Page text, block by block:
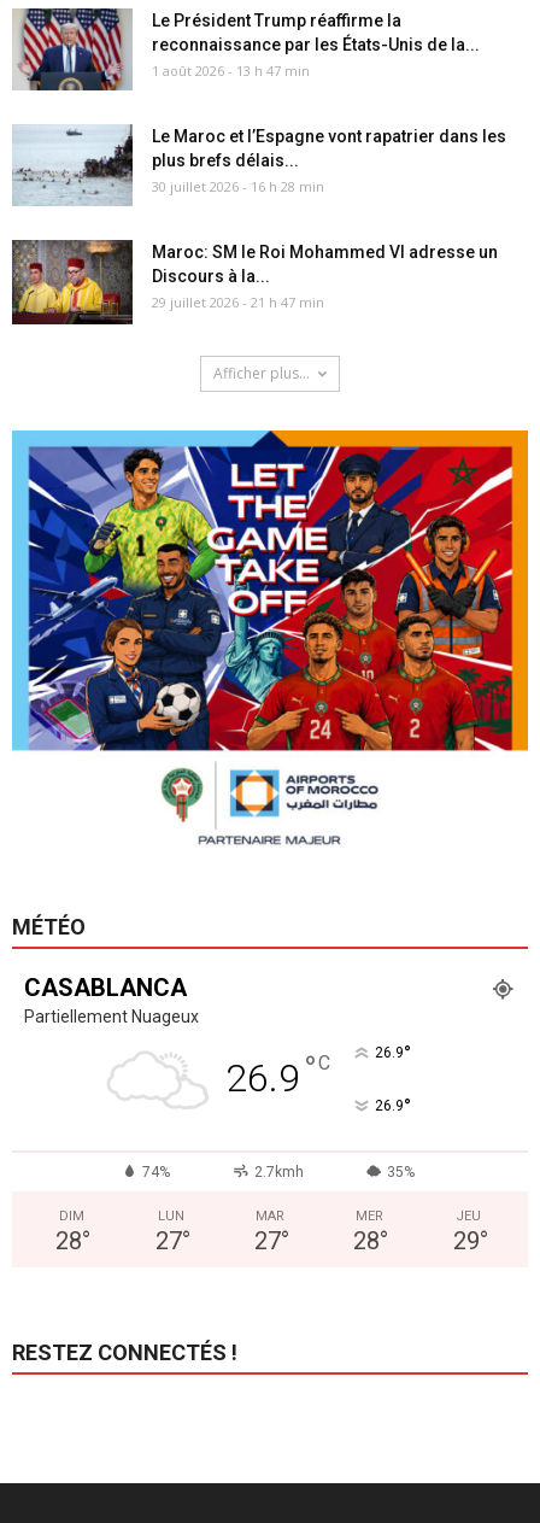
Le Président Trump réaffirme la
reconnaissance par les États-Unis de la...
1 août 2026 - 13 h 47 min
Le Maroc et l’Espagne vont rapatrier dans les
plus brefs délais...
30 juillet 2026 - 16 h 28 min
Maroc: SM le Roi Mohammed VI adresse un
Discours à la...
29 juillet 2026 - 21 h 47 min
Afficher plus...
MÉTÉO
CASABLANCA
Partiellement Nuageux
26.9 °C 26.9°
26.9°
74% 2.7kmh 35%
DIM
28°
LUN
27°
MAR
27°
MER
28°
JEU
29°
RESTEZ CONNECTÉS !